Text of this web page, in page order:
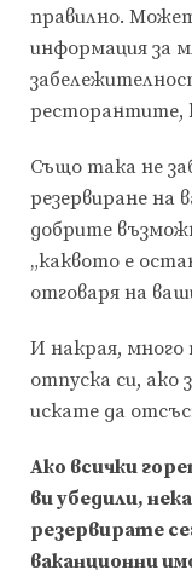
правилно.
информация за
ресторантите,
Също така не
резервиране на
добрите
„каквото е
отговаря на
И накрая, много
отпуска си, ако
искате да
Ако всички
ви убедили,
резервирате
ваканционни